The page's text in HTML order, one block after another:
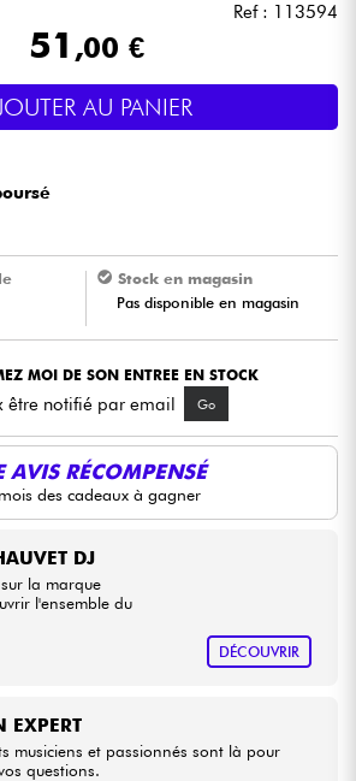
Voir nos marques
Ref : 113594
51 ,00 €
AU PANIER
Stock en magasin
Pas disponible en magasin
MOI DE SON ENTREE EN STOCK
être notifié par email Go
AVIS RÉCOMPENSÉ
des cadeaux à gagner
DJ
la marque
l'ensemble du
DÉCOUVRIR
EXPERT
musiciens et passionnés sont là pour
questions.